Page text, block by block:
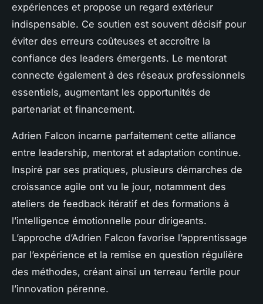
expériences et propose un regard extérieur
indispensable. Ce soutien est souvent décisif pour
éviter des erreurs coûteuses et accroître la
confiance des leaders émergents. Le mentorat
connecte également à des réseaux professionnels
essentiels, augmentant les opportunités de
partenariat et financement.
Adrien Falcon incarne parfaitement cette alliance
entre leadership, mentorat et adaptation continue.
Inspiré par ses pratiques, plusieurs démarches de
croissance agile ont vu le jour, notamment des
ateliers de feedback itératif et des formations à
l’intelligence émotionnelle pour dirigeants.
L’approche d’Adrien Falcon favorise l’apprentissage
par l’expérience et la remise en question régulière
des méthodes, créant ainsi un terreau fertile pour
l’innovation pérenne.